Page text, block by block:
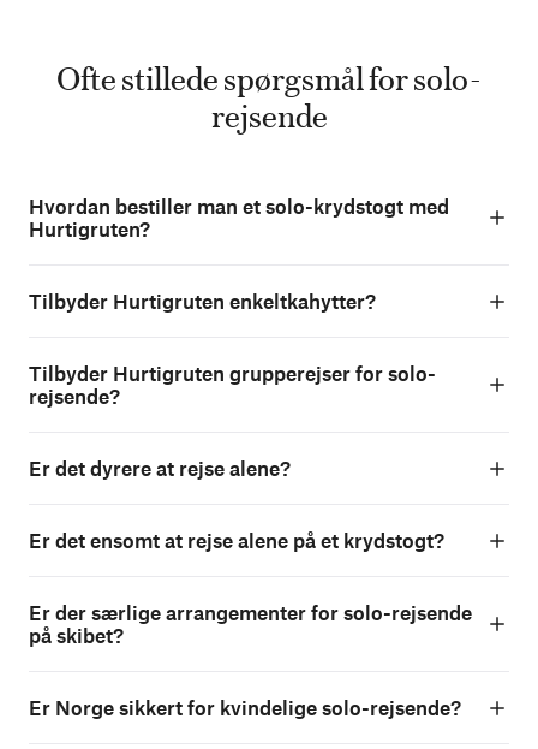
Ofte stillede spørgsmål for solo-
rejsende
Hvordan bestiller man et solo-krydstogt med
Hurtigruten?
Tilbyder Hurtigruten enkeltkahytter?
Tilbyder Hurtigruten grupperejser for solo-
rejsende?
Er det dyrere at rejse alene?
Er det ensomt at rejse alene på et krydstogt?
Er der særlige arrangementer for solo-rejsende
på skibet?
Er Norge sikkert for kvindelige solo-rejsende?